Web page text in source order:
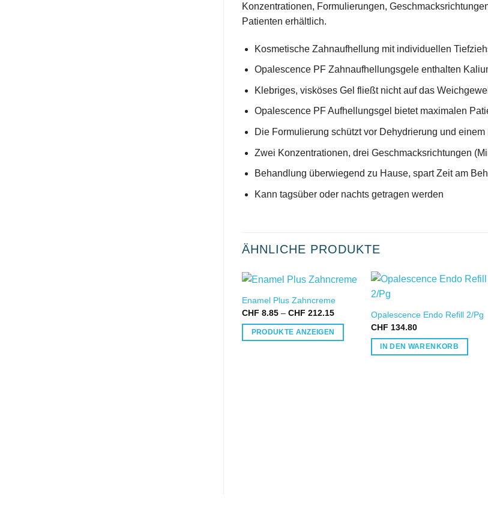
Konzentrationen, Formulierungen,
Patienten erhältlich.
Kosmetische Zahnaufhellung mit individuellen
Opalescence PF Zahnaufhellungsgele enthalten
Klebriges, visköses Gel fließt nicht auf das
Opalescence PF Aufhellungsgel bietet maximalen
Die Formulierung schützt vor Dehydrierung und
Zwei Konzentrationen, drei Geschmacksrichtungen
Behandlung überwiegend zu Hause, spart Zeit am
Kann tagsüber oder nachts getragen werden
ÄHNLICHE PRODUKTE
IN DIE
WUNSCHLISTE
Enamel Plus Zahncreme
CHF 8.85 – CHF 212.15Preisspanne:
bis
CHF 212.15
PRODUKTE ANZEIGEN
WUNSCHLISTE
Opalescence Endo Refill 2/Pg
CHF 134.80
IN DEN WARENKORB